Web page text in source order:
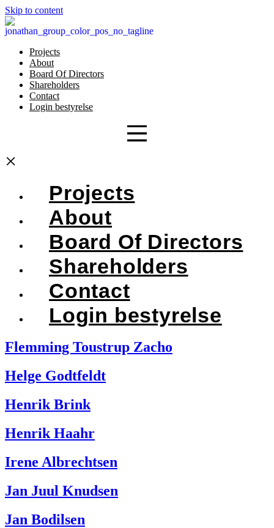
Skip to content
Projects
About
Board Of Directors
Shareholders
Contact
Login bestyrelse
×
Projects
About
Board Of Directors
Shareholders
Contact
Login bestyrelse
Flemming Toustrup Zacho
Helge Godtfeldt
Henrik Brink
Henrik Haahr
Irene Albrechtsen
Jan Juul Knudsen
Jan Bodilsen